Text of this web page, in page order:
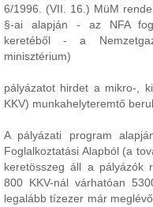
6/1996. (VII. 16.) MüM
§-ai alapján - az NFA
keretéből - a
minisztérium)
pályázatot hirdet a mikro-,
KKV) munkahelyteremtő
A pályázati program
Foglalkoztatási Alapból (a
keretösszeg áll a pályázók
800 KKV-nál várhatóan
legalább tízezer már